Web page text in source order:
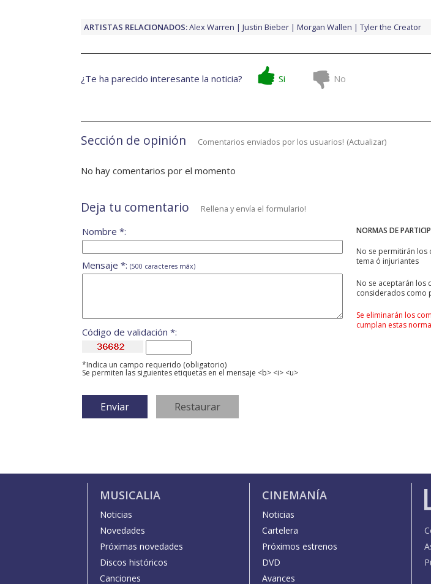
ARTISTAS RELACIONADOS:Alex Warren Justin Bieber Morgan Wallen Tyler the Creator
¿Te ha parecido interesante la noticia? Si No
Sección de opinión Comentarios enviados por los usuarios! (Actualizar)
No hay comentarios por el momento
Deja tu comentario Rellena y envía el formulario!
NORMAS DE
No se permitirán los
tema ó injuriantes
No se aceptarán los
considerados como
Se eliminarán los
cumplan estas
Nombre *:
Mensaje *: (500 caracteres máx)
Código de validación *:
*Indica un campo requerido (obligatorio)
Se permiten las siguientes etiquetas en el mensaje <b> <i> <u>
MUSICALIA
Noticias
Novedades
Próximas novedades
Discos históricos
Canciones
CINEMANÍA
Noticias
Cartelera
Próximos estrenos
DVD
Avances